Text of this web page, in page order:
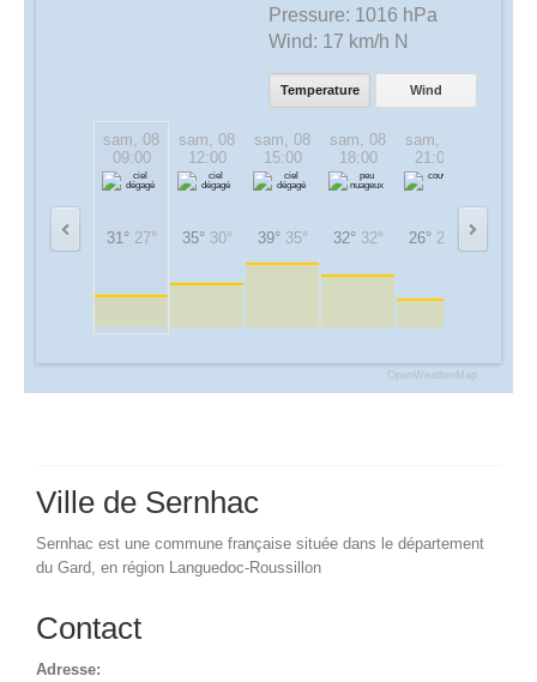
Pressure: 1016 hPa
Wind: 17 km/h N
Temperature Wind
sam, 08
09:00
31° 27°
sam, 08
12:00
35° 30°
sam, 08
15:00
39° 35°
sam, 08
18:00
32° 32°
sam, 08
21:00
26° 26°
OpenWeatherMap
Ville de Sernhac
Sernhac est une commune française située dans le département
du Gard, en région Languedoc-Roussillon
Contact
Adresse: